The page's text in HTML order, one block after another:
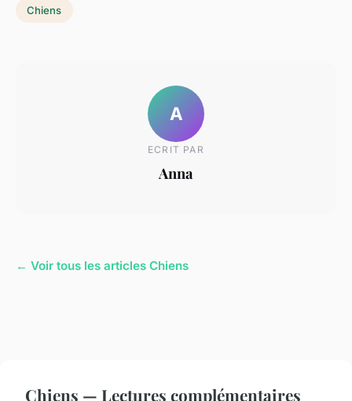
Chiens
A
ECRIT PAR
Anna
← Voir tous les articles Chiens
Chiens — Lectures complémentaires